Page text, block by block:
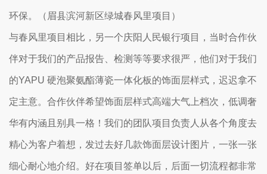
环保。（眉县滨河新区绿城春风里项目）
与春风里项目相比，另一个庆阳人民银行项目，当时合作伙
伴对于我们的产品报告、检测等等要求很严，他们对于我们
的YAPU 硬泡聚氨酯薄瓷一体化板的饰面层样式，迟迟拿不
定主意。合作伙伴希望饰面层样式高端大气上档次，低调奢
华有内涵且别具一格！我们的团队项目负责人从各个角度去
精心为客户着想，发过去好几款饰面层设计图片，一张一张
细心耐心地介绍。好在项目签单以后，后面一切流程都非常